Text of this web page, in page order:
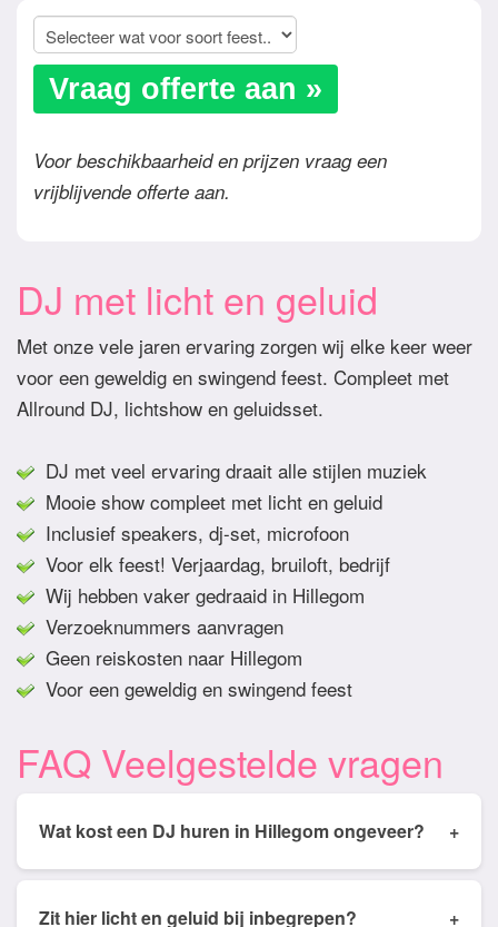
Vraag offerte aan »
Voor beschikbaarheid en prijzen vraag een
vrijblijvende offerte aan.
DJ met licht en geluid
Met onze vele jaren ervaring zorgen wij elke keer weer
voor een geweldig en swingend feest. Compleet met
Allround DJ, lichtshow en geluidsset.
DJ met veel ervaring draait alle stijlen muziek
Mooie show compleet met licht en geluid
Inclusief speakers, dj-set, microfoon
Voor elk feest! Verjaardag, bruiloft, bedrijf
Wij hebben vaker gedraaid in Hillegom
Verzoeknummers aanvragen
Geen reiskosten naar Hillegom
Voor een geweldig en swingend feest
FAQ Veelgestelde vragen
Wat kost een DJ huren in Hillegom ongeveer? +
gemiddeld tussen de € 350,- en € 950,- Prijs is
Zit hier licht en geluid bij inbegrepen? +